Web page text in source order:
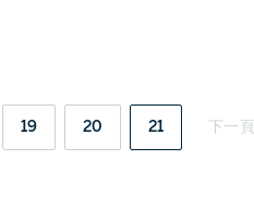
19 20 21 下一頁